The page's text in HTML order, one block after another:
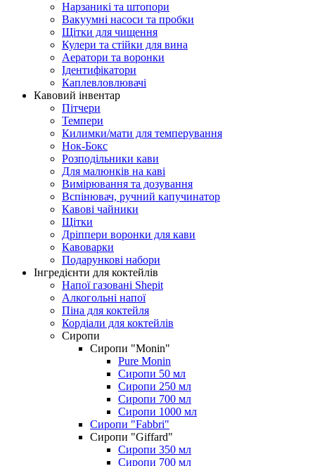
Нарзаникі та штопори
Вакуумні насоси та пробки
Щітки для чищення
Кулери та стійки для вина
Аератори та воронки
Ідентифікатори
Каплевловлювачі
Кавовий інвентар
Пітчери
Темпери
Килимки/мати для темперування
Нок-Бокс
Розподільники кави
Для малюнків на каві
Вимірювання та дозування
Вспінювач, ручний капучинатор
Кавові чайники
Щітки
Дріппери воронки для кави
Кавоварки
Подарункові набори
Інгредієнти для коктейлів
Напої газовані Shepit
Алкогольні напої
Піна для коктейля
Кордіали для коктейлів
Сиропи
Сиропи "Monin"
Pure Monin
Сиропи 50 мл
Сиропи 250 мл
Сиропи 700 мл
Сиропи 1000 мл
Сиропи "Fabbri"
Сиропи "Giffard"
Сиропи 350 мл
Сиропи 700 мл